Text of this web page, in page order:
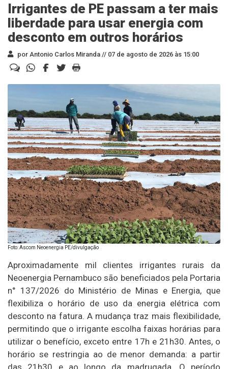
Irrigantes de PE passam a ter mais
liberdade para usar energia com
desconto em outros horários
por Antonio Carlos Miranda // 07 de agosto de 2026 às 15:00
Foto: Ascom Neoenergia PE/divulgação
Aproximadamente mil clientes irrigantes rurais da
Neoenergia Pernambuco são beneficiados pela Portaria
n° 137/2026 do Ministério de Minas e Energia, que
flexibiliza o horário de uso da energia elétrica com
desconto na fatura. A mudança traz mais flexibilidade,
permitindo que o irrigante escolha faixas horárias para
utilizar o benefício, exceto entre 17h e 21h30. Antes, o
horário se restringia ao de menor demanda: a partir